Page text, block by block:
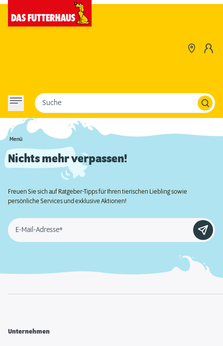
Menü
Suche
Nichts mehr verpassen!
Freuen Sie sich auf Ratgeber-Tipps für Ihren tierischen Liebling sowie
persönliche Services und exklusive Aktionen!
E-Mail-Adresse*
Unternehmen